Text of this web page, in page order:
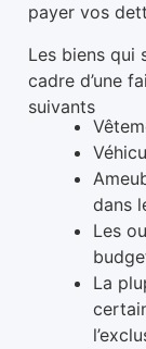
payer vos
Les biens qui
cadre d’une
suivants
dans
Les
La